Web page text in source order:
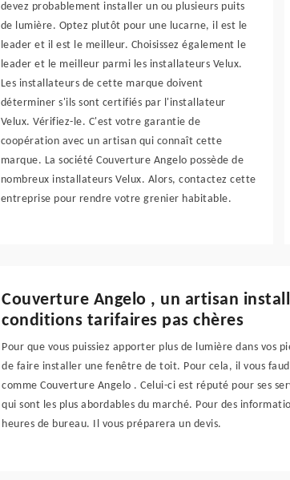
devez probablement installer un ou plusieurs puits
de lumière. Optez plutôt pour une lucarne, il est le
leader et il est le meilleur. Choisissez également le
leader et le meilleur parmi les installateurs Velux.
Les installateurs de cette marque doivent
déterminer s'ils sont certifiés par l'installateur
Velux. Vérifiez-le. C'est votre garantie de
coopération avec un artisan qui connaît cette
marque. La société Couverture Angelo possède de
nombreux installateurs Velux. Alors, contactez cette
entreprise pour rendre votre grenier habitable.
Couverture Angelo , un artisan
conditions tarifaires pas chères
Pour que vous puissiez apporter plus de lumière dans vos
de faire installer une fenêtre de toit. Pour cela, il vous
comme Couverture Angelo . Celui-ci est réputé pour ses
qui sont les plus abordables du marché. Pour des
heures de bureau. Il vous préparera un devis.